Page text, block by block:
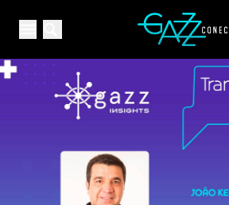
Open main menuYour Company